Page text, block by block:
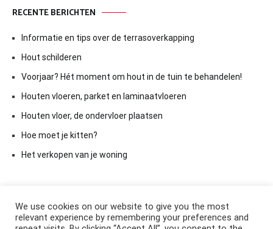
RECENTE BERICHTEN
Informatie en tips over de terrasoverkapping
Hout schilderen
Voorjaar? Hét moment om hout in de tuin te behandelen!
Houten vloeren, parket en laminaatvloeren
Houten vloer, de ondervloer plaatsen
Hoe moet je kitten?
Het verkopen van je woning
We use cookies on our website to give you the most
relevant experience by remembering your preferences and